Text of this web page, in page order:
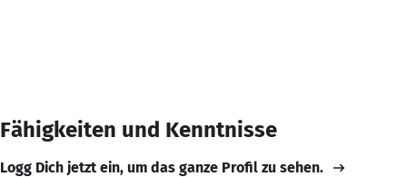
Fähigkeiten und Kenntnisse
Logg Dich jetzt ein, um das ganze Profil zu sehen.